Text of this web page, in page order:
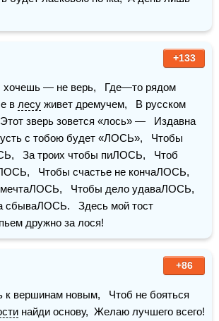
+133
— не верь,   Где—то рядом
в лесу
зверь зовется «лось» —   Издавна
с тобою будет «ЛОСЬ»,   Чтобы
За троих чтобы пиЛОСЬ,   Чтоб
Чтобы счастье не кончаЛОСЬ,
Чтобы дело удаваЛОСЬ,
сбываЛОСЬ.   Здесь мой тост
дружно за лося!
+86
к вершинам новым,   Чтоб не бояться
найди основу,  Желаю лучшего всего!